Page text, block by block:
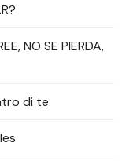
NO SE PIERDA,
di te